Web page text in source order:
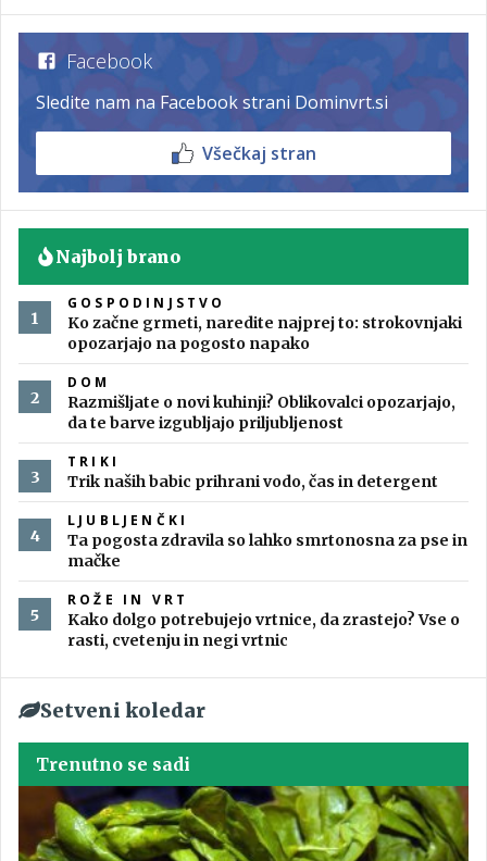
Facebook
Sledite nam na Facebook strani Dominvrt.si
Všečkaj stran
Najbolj brano
GOSPODINJSTVO
Ko začne grmeti, naredite najprej to: strokovnjaki
opozarjajo na pogosto napako
DOM
Razmišljate o novi kuhinji? Oblikovalci opozarjajo,
da te barve izgubljajo priljubljenost
TRIKI
Trik naših babic prihrani vodo, čas in detergent
LJUBLJENČKI
Ta pogosta zdravila so lahko smrtonosna za pse in
mačke
ROŽE IN VRT
Kako dolgo potrebujejo vrtnice, da zrastejo? Vse o
rasti, cvetenju in negi vrtnic
Setveni koledar
Trenutno se sadi